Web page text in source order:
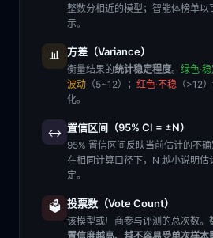
整数分相近的模型；智能体榜单以
示。
📊 方差（Variance）
衡量结果的统计稳定程度。 绿色·
波动 （5~12）； 红色·不稳 （>12
化。
↔️ 置信区间（95% CI = ±N）
95% 置信区间反映当前估计的不
在相同计算口径下，N 越小说明估
定。
🗳️ 投票数（Vote Count）
该模型或厂商参与评测的总次数。